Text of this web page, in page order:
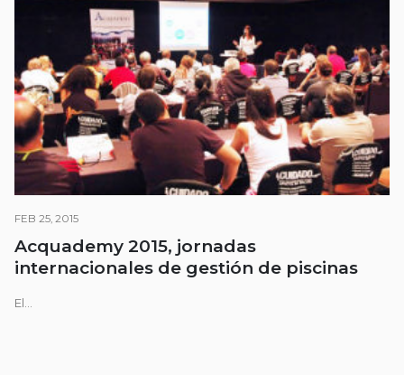
FEB 25, 2015
Acquademy 2015, jornadas
internacionales de gestión de piscinas
El...